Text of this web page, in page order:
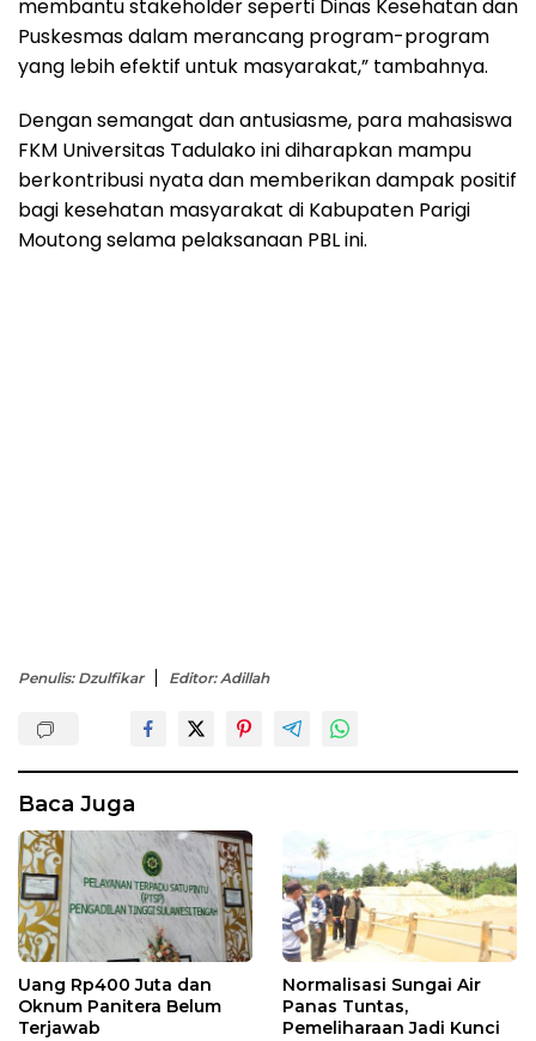
membantu stakeholder seperti Dinas Kesehatan dan
Puskesmas dalam merancang program-program
yang lebih efektif untuk masyarakat,” tambahnya.
Dengan semangat dan antusiasme, para mahasiswa
FKM Universitas Tadulako ini diharapkan mampu
berkontribusi nyata dan memberikan dampak positif
bagi kesehatan masyarakat di Kabupaten Parigi
Moutong selama pelaksanaan PBL ini.
Penulis: Dzulfikar Editor: Adillah
Baca Juga
Uang Rp400 Juta dan
Oknum Panitera Belum
Terjawab
Normalisasi Sungai Air
Panas Tuntas,
Pemeliharaan Jadi Kunci